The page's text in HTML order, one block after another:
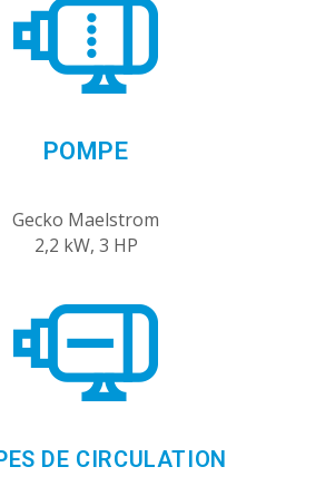
POMPE
Gecko Maelstrom
2,2 kW, 3 HP
DE CIRCULATION